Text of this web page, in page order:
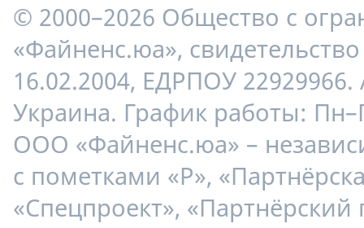
© 2000–2026 Общество с
«Файненс.юа»,
16.02.2004, ЕДРПОУ
Украина. График работы:
ООО «Файненс.юа» –
с пометками «Р»,
«Спецпроект»,